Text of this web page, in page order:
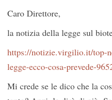
Caro Direttore,
la notizia della legge sul
https://notizie.virgilio.it/top-
legge-ecco-cosa-prevede-
Mi crede se le dico che la